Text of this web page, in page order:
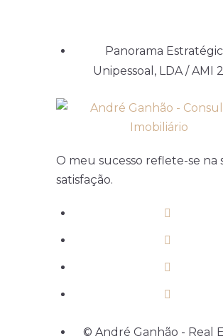
Panorama
Unipessoal, LDA / AMI
O meu sucesso reflete-se na
satisfação.
© André Ganhão - Real